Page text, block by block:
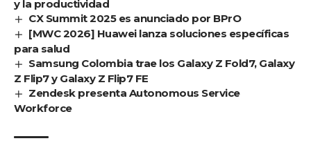
y la productividad
CX Summit 2025 es anunciado por BPrO
[MWC 2026] Huawei lanza soluciones específicas
para salud
Samsung Colombia trae los Galaxy Z Fold7, Galaxy
Z Flip7 y Galaxy Z Flip7 FE
Zendesk presenta Autonomous Service
Workforce